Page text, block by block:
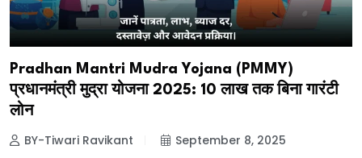
Pradhan Mantri Mudra Yojana (PMMY)
प्रधानमंत्री मुद्रा योजना 2025: ₹10 लाख तक बिना गारंटी
लोन
BY-Tiwari Ravikant September 8, 2025